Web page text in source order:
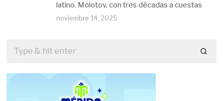
latino. Molotov, con tres décadas a cuestas
noviembre 14, 2025